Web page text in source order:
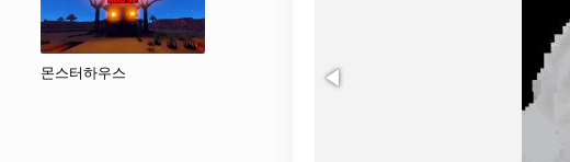
몬스터하우스